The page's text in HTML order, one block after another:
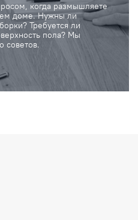
когда размышляете
доме. Нужны ли
Требуется ли
пола? Мы
советов.